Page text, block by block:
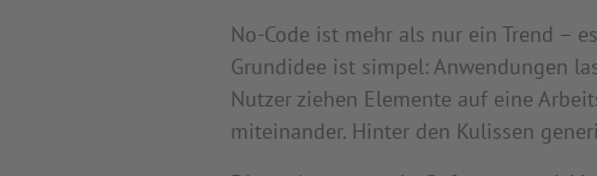
No-Code ist mehr als nur ein Trend –
Grundidee ist simpel: Anwendungen
Nutzer ziehen Elemente auf eine
miteinander. Hinter den Kulissen